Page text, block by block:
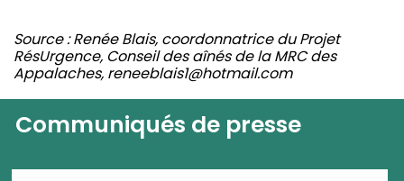
Source : Renée Blais, coordonnatrice du Projet
RésUrgence, Conseil des aînés de la MRC des
Appalaches, reneeblais1@hotmail.com
Communiqués de presse